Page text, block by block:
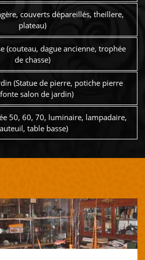
couverts dépareillés, theillere,
plateau)
(couteau, dague ancienne, trophée
de chasse)
(Statue de pierre, potiche pierre
salon de jardin)
50, 60, 70, luminaire, lampadaire,
table basse)